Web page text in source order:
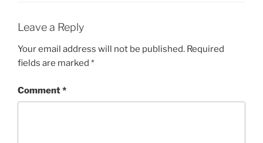
Leave a Reply
Your email address will not be published. Required
fields are marked *
Comment*